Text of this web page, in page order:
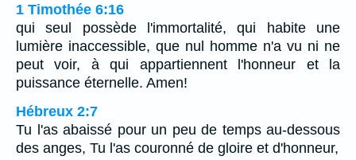
1 Timothée 6:16
qui seul possède l'immortalité, qui habite une
lumière inaccessible, que nul homme n'a vu ni ne
peut voir, à qui appartiennent l'honneur et la
puissance éternelle. Amen!
Hébreux 2:7
Tu l'as abaissé pour un peu de temps au-dessous
des anges, Tu l'as couronné de gloire et d'honneur,